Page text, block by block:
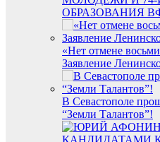
ОБРАЗОВАНИЯ
«Нет отмене
Заявление
В Севастополе
“Земли Талантов”!